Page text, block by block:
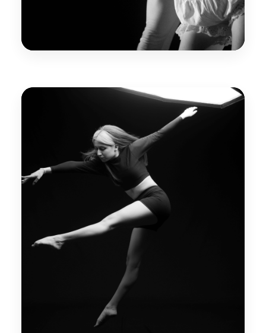
Formación Artística
Formación profesional con énfasis en
creación, investigación y práctica artística.
Conocer Carrera